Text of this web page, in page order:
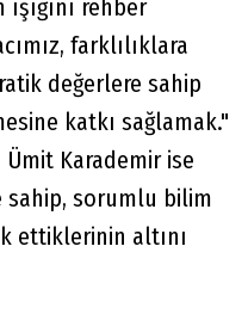
rehber
farklılıklara
değerlere sahip
katkı sağlamak."
Ümit Karademir ise
sahip, sorumlu bilim
ettiklerinin altını